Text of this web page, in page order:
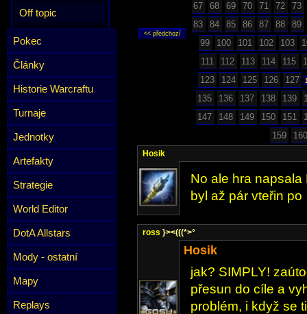
Off topic
Pokec
Články
Historie Warcraftu
Turnaje
Jednotky
Artefakty
Strategie
World Editor
DotA Allstars
Mody - ostatní
Mapy
Replays
67
68 69 70 71 72
73
83
84 85 86 87 88
89
99
100 101 102 103
111
112 113 114 115
123
124 125 126 127
135 136 137 138 139
147
148 149 150 151
159
160
Hosik
No ale hra
byl až pár vteřin po
ross }><(((*>°
Hosik
jak? SIMPLY!
přesun do cíle a
problém, i když se